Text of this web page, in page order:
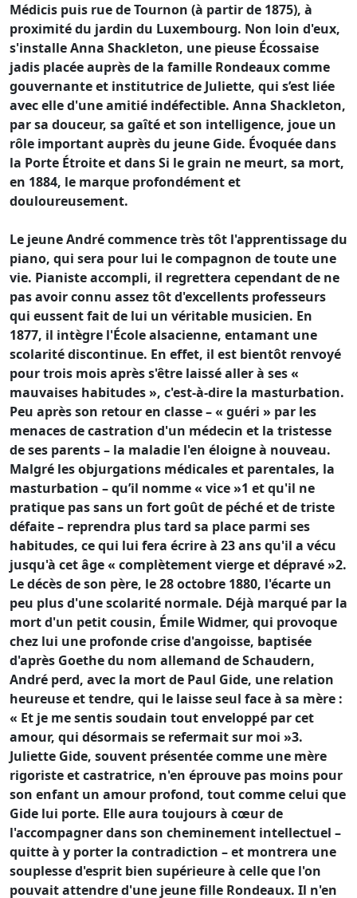
Médicis puis rue de Tournon (à partir de 1875), à
proximité du jardin du Luxembourg. Non loin d'eux,
s'installe Anna Shackleton, une pieuse Écossaise
jadis placée auprès de la famille Rondeaux comme
gouvernante et institutrice de Juliette, qui s’est liée
avec elle d'une amitié indéfectible. Anna Shackleton,
par sa douceur, sa gaîté et son intelligence, joue un
rôle important auprès du jeune Gide. Évoquée dans
la Porte Étroite et dans Si le grain ne meurt, sa mort,
en 1884, le marque profondément et
douloureusement.
Le jeune André commence très tôt l'apprentissage du
piano, qui sera pour lui le compagnon de toute une
vie. Pianiste accompli, il regrettera cependant de ne
pas avoir connu assez tôt d'excellents professeurs
qui eussent fait de lui un véritable musicien. En
1877, il intègre l'École alsacienne, entamant une
scolarité discontinue. En effet, il est bientôt renvoyé
pour trois mois après s'être laissé aller à ses «
mauvaises habitudes », c'est-à-dire la masturbation.
Peu après son retour en classe – « guéri » par les
menaces de castration d'un médecin et la tristesse
de ses parents – la maladie l'en éloigne à nouveau.
Malgré les objurgations médicales et parentales, la
masturbation – qu’il nomme « vice »1 et qu'il ne
pratique pas sans un fort goût de péché et de triste
défaite – reprendra plus tard sa place parmi ses
habitudes, ce qui lui fera écrire à 23 ans qu'il a vécu
jusqu'à cet âge « complètement vierge et dépravé »2.
Le décès de son père, le 28 octobre 1880, l'écarte un
peu plus d'une scolarité normale. Déjà marqué par la
mort d'un petit cousin, Émile Widmer, qui provoque
chez lui une profonde crise d'angoisse, baptisée
d'après Goethe du nom allemand de Schaudern,
André perd, avec la mort de Paul Gide, une relation
heureuse et tendre, qui le laisse seul face à sa mère :
« Et je me sentis soudain tout enveloppé par cet
amour, qui désormais se refermait sur moi »3.
Juliette Gide, souvent présentée comme une mère
rigoriste et castratrice, n'en éprouve pas moins pour
son enfant un amour profond, tout comme celui que
Gide lui porte. Elle aura toujours à cœur de
l'accompagner dans son cheminement intellectuel –
quitte à y porter la contradiction – et montrera une
souplesse d'esprit bien supérieure à celle que l'on
pouvait attendre d'une jeune fille Rondeaux. Il n'en